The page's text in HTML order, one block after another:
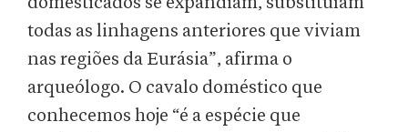
todas as linhagens anteriores que viviam
nas regiões da Eurásia”, afirma o
arqueólogo. O cavalo doméstico que
conhecemos hoje “é a espécie que